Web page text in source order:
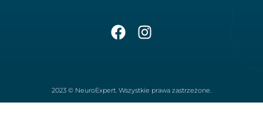
2023 © NeuroExpert. Wszystkie prawa zastrzeżone.